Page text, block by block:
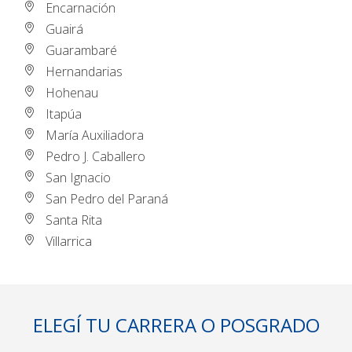
Encarnación
Guairá
Guarambaré
Hernandarias
Hohenau
Itapúa
María Auxiliadora
Pedro J. Caballero
San Ignacio
San Pedro del Paraná
Santa Rita
Villarrica
ELEGÍ TU CARRERA O POSGRADO